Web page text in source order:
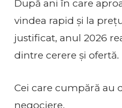
După ani în care
vindea rapid și la
justificat, anul 2026
dintre cerere și ofertă.
Cei care cumpără au
negociere.